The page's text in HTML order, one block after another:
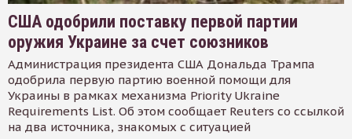
США одобрили поставку первой партии
оружия Украине за счет союзников
Администрация президента США Дональда Трампа
одобрила первую партию военной помощи для
Украины в рамках механизма Priority Ukraine
Requirements List. Об этом сообщает Reuters со ссылкой
на два источника, знакомых с ситуацией